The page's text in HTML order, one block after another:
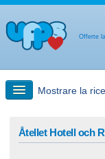
Offerte
Mostrare la
Åtellet Hotell och